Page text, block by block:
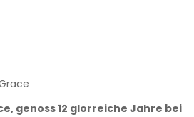
genoss 12 glorreiche Jahre bei